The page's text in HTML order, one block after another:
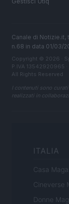
Canale di
n.68 in data 01/03/
Copyright © 2026 ·
P.IVA 13542920965
All Rights Reserved
I contenuti sono
realizzati in
ITALIA
Casa
Cineverse
Donne